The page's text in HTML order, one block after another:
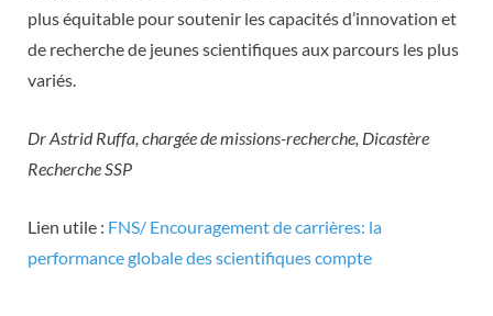
plus équitable pour soutenir les capacités d’innovation et
de recherche de jeunes scientifiques aux parcours les plus
variés.
Dr Astrid Ruffa, chargée de missions-recherche, Dicastère
Recherche SSP
Lien utile : FNS/ Encouragement de carrières: la
performance globale des scientifiques compte